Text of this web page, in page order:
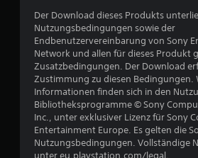
Der Download dieses Produkts
Nutzungsbedingungen sowie der
Endbenutzervereinbarung von Sony
Network und allen für dieses Produkt
Zusatzbedingungen. Der Download
Zustimmung zu diesen Bedingungen.
Informationen finden sich in den
Bibliotheksprogramme © Sony
Inc., unter exklusiver Lizenz für Sony
Entertainment Europe. Es gelten die
Nutzungsbedingungen. Vollständige
unter eu.playstation.com/legal.